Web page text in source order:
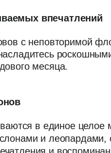
впечатлений
с неповторимой
месяца.
в единое целое
и